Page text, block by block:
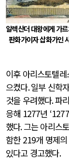
알렉산더 대왕에게 가
판화가이자 삽화가인
이후 아리스토텔
으켰다.일부 신학
것을 우려했다.파
응해 1277년 ‘1277
했다.그는 아리스
함한 219개 명제
있다고 경고했다.